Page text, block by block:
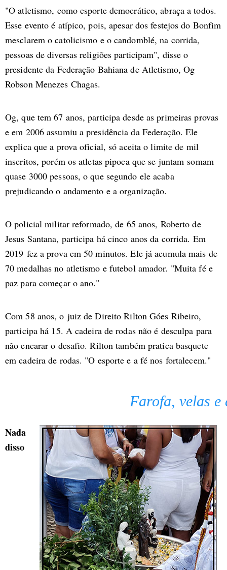
"O atletismo, como esporte democrático, abraça a todos.
Esse evento é atípico, pois, apesar dos festejos do Bonfim
mesclarem o catolicismo e o candomblé, na corrida,
pessoas de diversas religiões participam", disse o
presidente da Federação Bahiana de Atletismo, Og
Robson Menezes Chagas.
Og, que tem 67 anos, participa desde as primeiras provas
e em 2006 assumiu a presidência da Federação. Ele
explica que a prova oficial, só aceita o limite de mil
inscritos, porém os atletas pipoca que se juntam somam
quase 3000 pessoas, o que segundo ele acaba
prejudicando o andamento e a organização.
O policial militar reformado, de 65 anos, Roberto de
Jesus Santana, participa há cinco anos da corrida. Em
2019 fez a prova em 50 minutos. Ele já acumula mais de
70 medalhas no atletismo e futebol amador. "Muita fé e
paz para começar o ano."
Com 58 anos, o juiz de Direito Rilton Góes Ribeiro,
participa há 15. A cadeira de rodas não é desculpa para
não encarar o desafio. Rilton também pratica basquete
em cadeira de rodas. "O esporte e a fé nos fortalecem."
Farofa, velas e
Nada
disso